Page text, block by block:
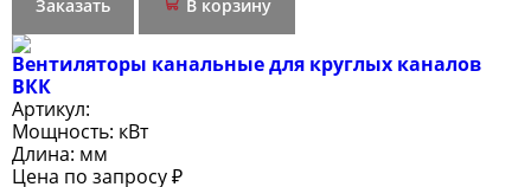
Заказать В корзину
Вентиляторы канальные для круглых каналов
ВКК
Артикул:
Мощность: кВт
Длина: мм
Цена по запросу ₽